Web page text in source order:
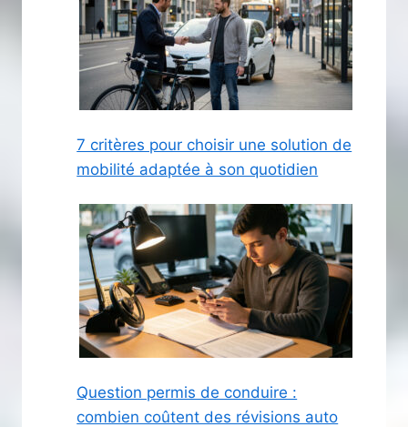
7 critères pour choisir une solution de
mobilité adaptée à son quotidien
Question permis de conduire :
combien coûtent des révisions auto